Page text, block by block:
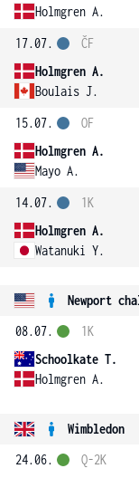
Holmgren A.
17.07.
Holmgren A.
Boulais J.
ČF
15.07.
Holmgren A.
Mayo A.
OF
14.07.
Holmgren A.
Watanuki Y.
1K
Newport
08.07.
Schoolkate T.
Holmgren A.
1K
Wimbledon
24.06.
Q-2K